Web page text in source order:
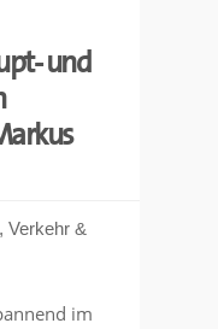
und
Verkehr &
im